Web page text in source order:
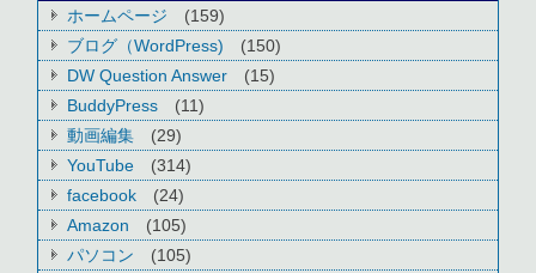
ホームページ
(159)
ブログ（WordPress)
(150)
DW Question Answer
(15)
BuddyPress
(11)
動画編集
(29)
YouTube
(314)
facebook
(24)
Amazon
(105)
パソコン
(105)